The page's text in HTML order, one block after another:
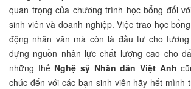
quan trọng của chương trình học bổng đối
sinh viên và doanh nghiệp. Việc trao học
động nhân văn mà còn là đầu tư cho
dựng nguồn nhân lực chất lượng cao cho
những thế Nghệ sỹ Nhân dân Việt Anh
chúc đến với các bạn sinh viên hãy hết mình